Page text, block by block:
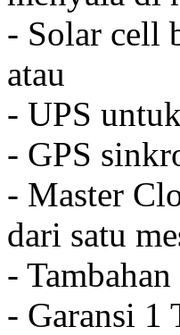
- Solar cell
atau
- UPS
- GPS
- Master
dari satu
-
- Garansi 1